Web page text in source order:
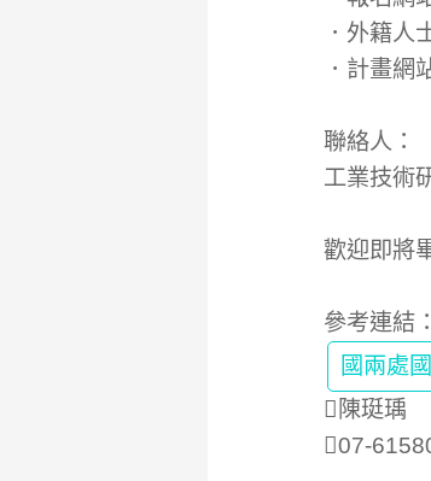
．外籍人
．計畫網
聯絡人：
工業技術
歡迎即將
參考連結：
國兩處
陳珽瑀
07-